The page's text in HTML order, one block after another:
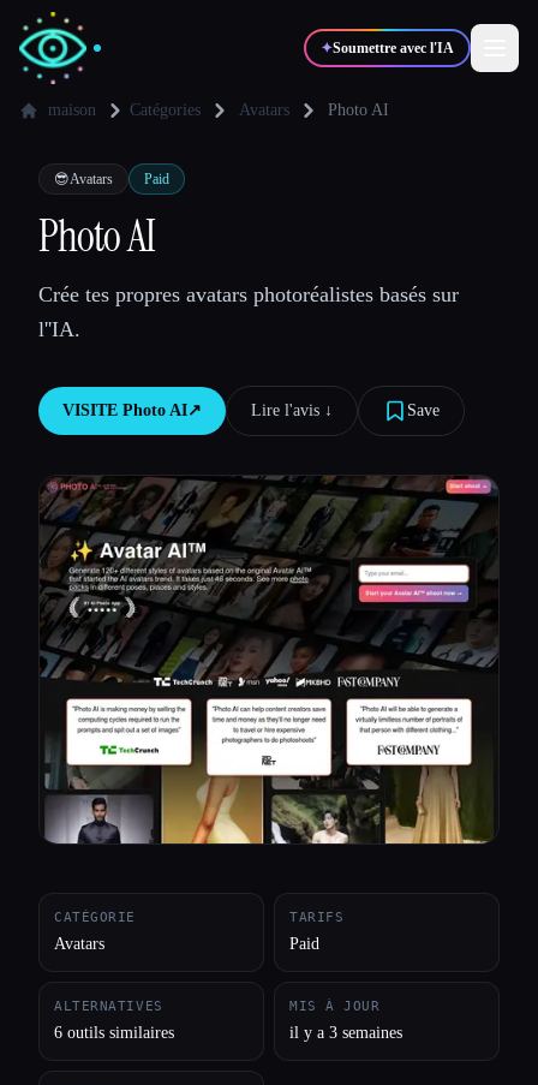
✦Soumettre avec l'IA
✍️Auteurs
💻
🎓Étudiants
Comparer les outils
Toutes les catégories
À propos
maison Catégories Avatars Photo AI
😎Avatars Paid
Photo AI
Crée tes propres avatars photoréalistes basés sur
l''IA.
VISITE Photo AI↗︎ Lire l'avis ↓︎ Save
CATÉGORIE
Avatars
TARIFS
Paid
ALTERNATIVES
6 outils similaires
MIS À JOUR
il y a 3 semaines